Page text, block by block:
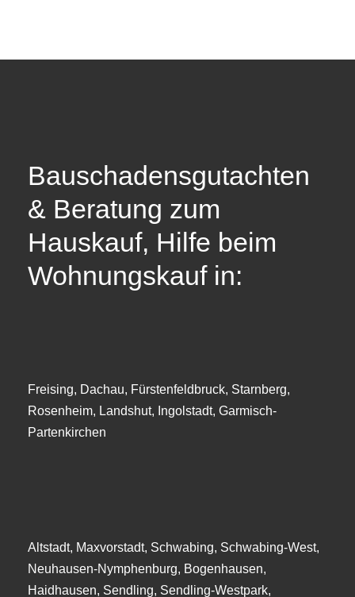
Bauschadensgutachten
& Beratung zum
Hauskauf, Hilfe beim
Wohnungskauf in:
Freising, Dachau, Fürstenfeldbruck, Starnberg,
Rosenheim, Landshut, Ingolstadt, Garmisch-
Partenkirchen
Altstadt, Maxvorstadt, Schwabing, Schwabing-West,
Neuhausen-Nymphenburg, Bogenhausen,
Haidhausen, Sendling, Sendling-Westpark,